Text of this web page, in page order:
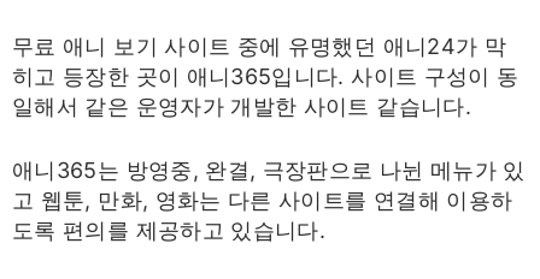
무료 애니 보기 사이트 중에 유명했던 애니24가 막
히고 등장한 곳이 애니365입니다. 사이트 구성이 동
일해서 같은 운영자가 개발한 사이트 같습니다.
애니365는 방영중, 완결, 극장판으로 나뉜 메뉴가 있
고 웹툰, 만화, 영화는 다른 사이트를 연결해 이용하
도록 편의를 제공하고 있습니다.